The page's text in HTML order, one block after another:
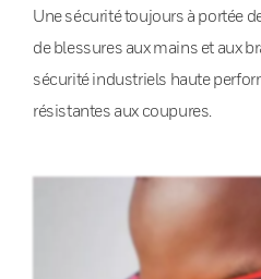
Une sécurité toujours à portée
de blessures aux mains et aux
sécurité industriels haute
résistantes aux coupures.